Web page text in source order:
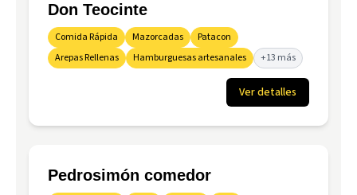
Don Teocinte
Comida Rápida Mazorcadas
Patacon
Arepas Rellenas
Hamburguesas artesanales +13 más
Ver detalles
Pedrosimón comedor